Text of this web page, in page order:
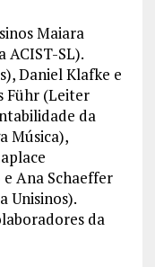
Maiara
ACIST-SL).
Daniel Klafke e
Führ (Leiter
da
Música),
Ana Schaeffer
Unisinos).
da